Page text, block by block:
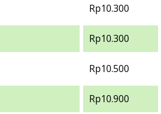
Rp10.300
Rp10.300
Rp10.500
Rp10.900